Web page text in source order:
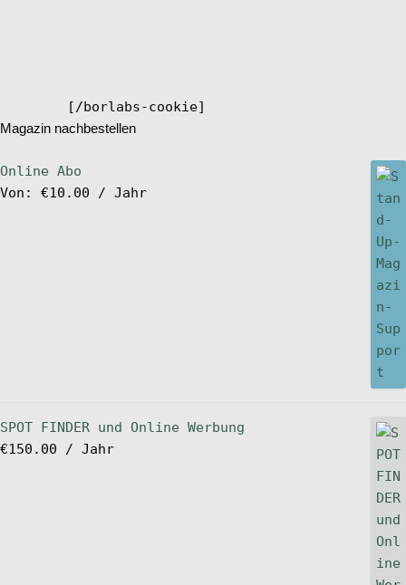
[/borlabs-cookie]
Magazin nachbestellen
Online Abo
Von: €10.00 / Jahr
SPOT FINDER und Online Werbung
€150.00 / Jahr